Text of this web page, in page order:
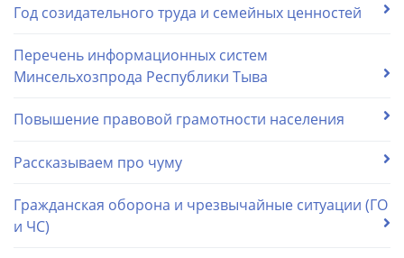
Год созидательного труда и семейных ценностей
Перечень информационных систем
Минсельхозпрода Республики Тыва
Повышение правовой грамотности населения
Рассказываем про чуму
Гражданская оборона и чрезвычайные ситуации (ГО
и ЧС)